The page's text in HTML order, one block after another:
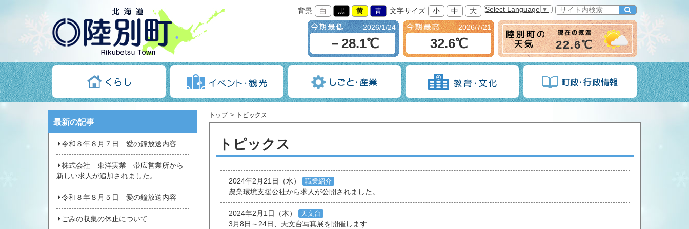
背景 白 黒 黄 青 文字サイズ 小 中 大 Select Language ▼
2026/1/24
－28.1℃
2026/7/21
32.6℃ 22.6℃
トップ トピックス
トピックス
2024年2月21日（水）
職業紹介
農業環境支援公社から求人が公開されました。
2024年2月1日（木）
天文台
3月8日～24日、天文台写真展を開催します
最新の記事
令和８年８月７日 愛の鐘放送内容
株式会社 東洋実業 帯広営業所から
新しい求人が追加されました。
令和８年８月５日 愛の鐘放送内容
ごみの収集の休止について